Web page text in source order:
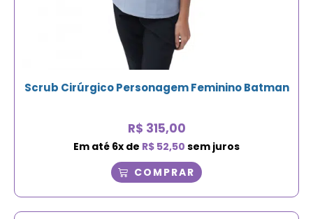
Scrub Cirúrgico Personagem Feminino Batman
R$ 315,00
Em até 6x de R$ 52,50 sem juros
COMPRAR